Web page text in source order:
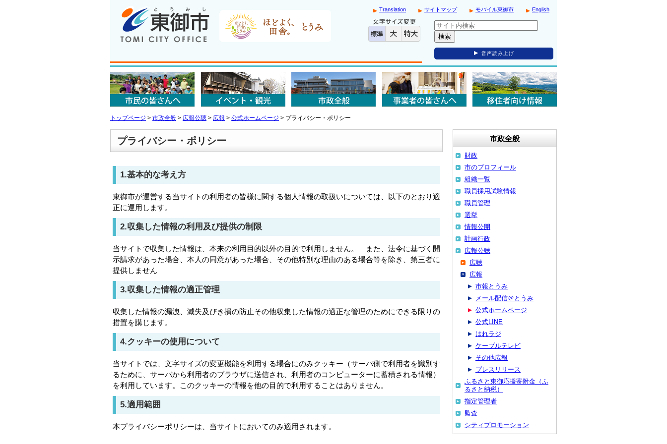
English
モバイル東御市
サイトマップ
Translation
音声読み上げ
トップページ > 市政全般 > 広報公聴 > 広報 > 公式ホームページ > プライバシー・ポリシー
プライバシー・ポリシー
1.基本的な考え方
東御市が運営する当サイトの利用者の皆様に関する個人情報の取扱いについては、以下のとおり適
正に運用します。
2.収集した情報の利用及び提供の制限
当サイトで収集した情報は、本来の利用目的以外の目的で利用しません。 また、法令に基づく開
示請求があった場合、本人の同意があった場合、その他特別な理由のある場合等を除き、第三者に
提供しません
3.収集した情報の適正管理
収集した情報の漏洩、滅失及びき損の防止その他収集した情報の適正な管理のためにできる限りの
措置を講じます。
4.クッキーの使用について
当サイトでは、文字サイズの変更機能を利用する場合にのみクッキー（サーバ側で利用者を識別す
るために、サーバから利用者のブラウザに送信され、利用者のコンピューターに蓄積される情報）
を利用しています。このクッキーの情報を他の目的で利用することはありません。
5.適用範囲
本プライバシーポリシーは、当サイトにおいてのみ適用されます。
市政全般
財政
市のプロフィール
組織一覧
職員採用試験情報
職員管理
選挙
情報公開
計画行政
広報公聴
広聴
広報
市報とうみ
メール配信＠とうみ
公式ホームページ
公式LINE
はれラジ
ケーブルテレビ
その他広報
プレスリリース
ふるさと東御応援寄附金（ふ
るさと納税）
指定管理者
監査
シティプロモーション